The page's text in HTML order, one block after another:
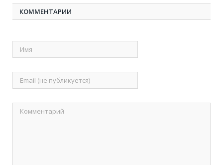
КОММЕНТАРИИ